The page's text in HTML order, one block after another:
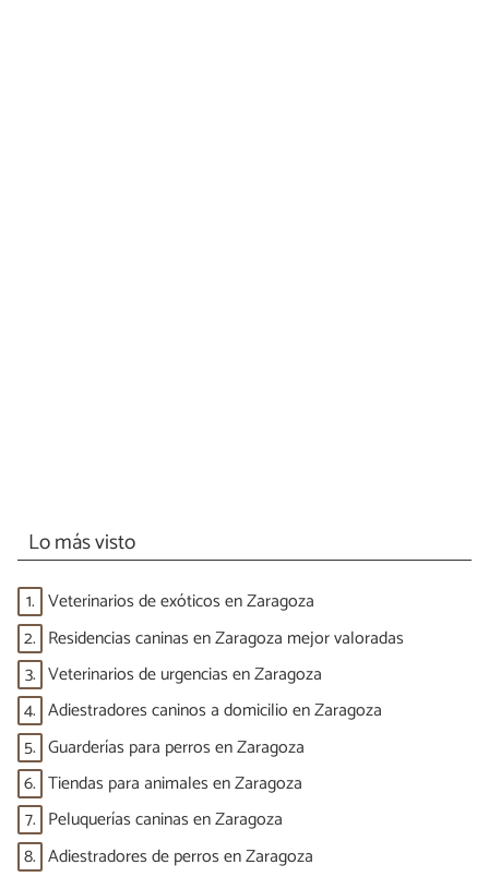
Lo más visto
1. Veterinarios de exóticos en Zaragoza
2. Residencias caninas en Zaragoza mejor valoradas
3. Veterinarios de urgencias en Zaragoza
4. Adiestradores caninos a domicilio en Zaragoza
5. Guarderías para perros en Zaragoza
6. Tiendas para animales en Zaragoza
7. Peluquerías caninas en Zaragoza
8. Adiestradores de perros en Zaragoza